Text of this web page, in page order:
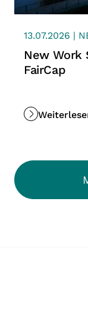
13.07.2026 |
New Work
FairCap